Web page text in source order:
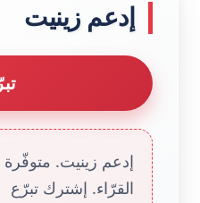
إدعم زينيت
إدعم زينيت.
القرّاء. إشترك تبرّع